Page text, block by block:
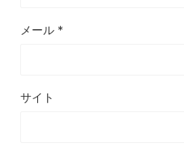
メール *
サイト